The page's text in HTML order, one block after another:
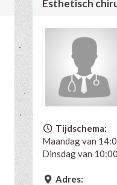
Esthetisch
Tijdschema:
Maandag van
Dinsdag van
Adres: